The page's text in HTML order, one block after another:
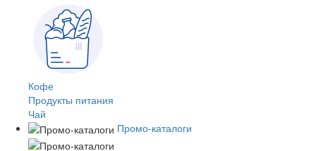
Кофе
Продукты питания
Чай
Промо-каталоги